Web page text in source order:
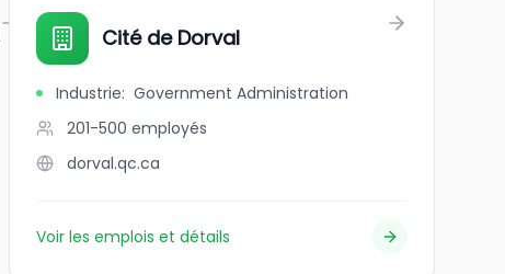
Cité de Dorval
Industrie: Government Administration
201-500 employés
dorval.qc.ca
Voir les emplois et détails